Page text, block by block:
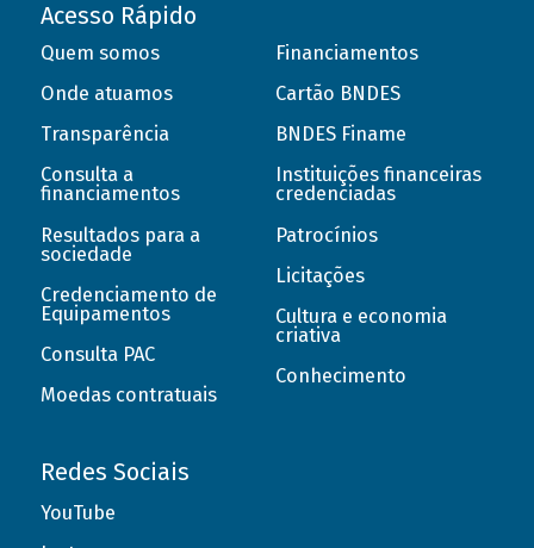
Acesso Rápido
Quem somos
Onde atuamos
Transparência
Consulta a
financiamentos
Resultados para a
sociedade
Credenciamento de
Equipamentos
Consulta PAC
Moedas contratuais
Financiamentos
Cartão BNDES
BNDES Finame
Instituições financeiras
credenciadas
Patrocínios
Licitações
Cultura e economia
criativa
Conhecimento
Redes Sociais
YouTube